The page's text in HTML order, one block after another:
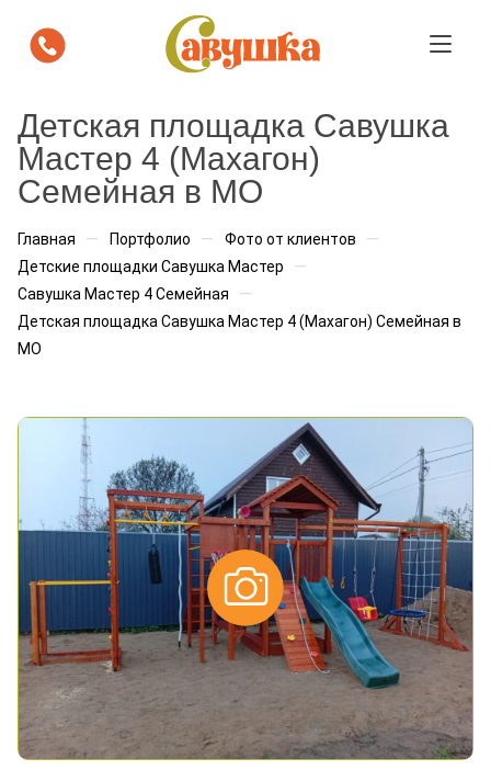
Детская площадка Савушка
Мастер 4 (Махагон)
Семейная в МО
Главная — Портфолио — Фото от клиентов —
Детские площадки Савушка Мастер —
Савушка Мастер 4 Семейная —
Детская площадка Савушка Мастер 4 (Махагон) Семейная в
МО
Посмотрите как площадка
будет выглядеть на вашем участке
Мы бесплатно подготовим визуализацию с
впишется в пространство.
*- обязательные поля